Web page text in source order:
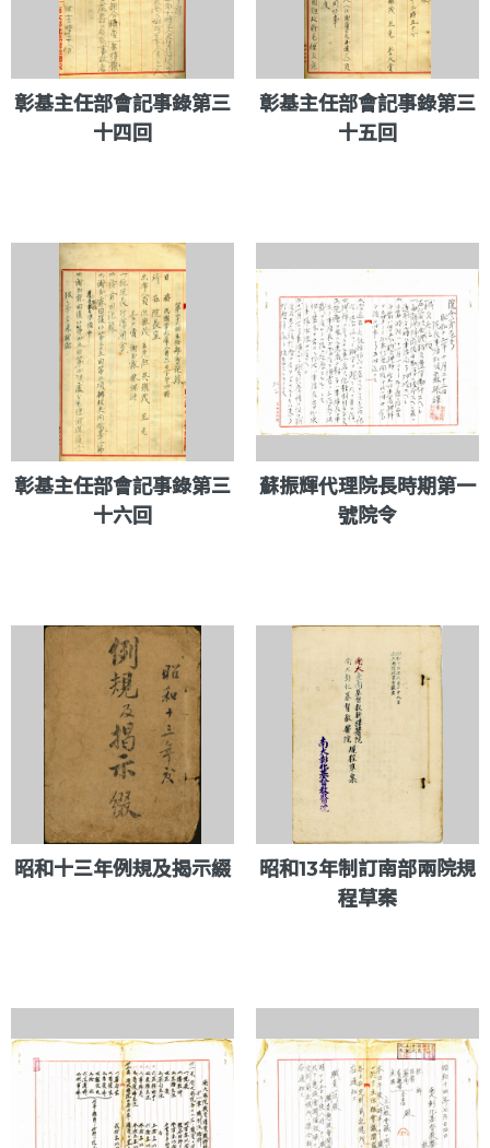
彰基主任部會記事錄第三
十四回
彰基主任部會記事錄第三
十五回
彰基主任部會記事錄第三
十六回
蘇振輝代理院長時期第一
號院令
昭和十三年例規及揭示綴
昭和13年制訂南部兩院規
程草案